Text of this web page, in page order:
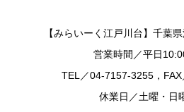
【みらいーく江戸川台】千葉
営業時間／平日
TEL／04-7157-3255，
休業日／土曜・日